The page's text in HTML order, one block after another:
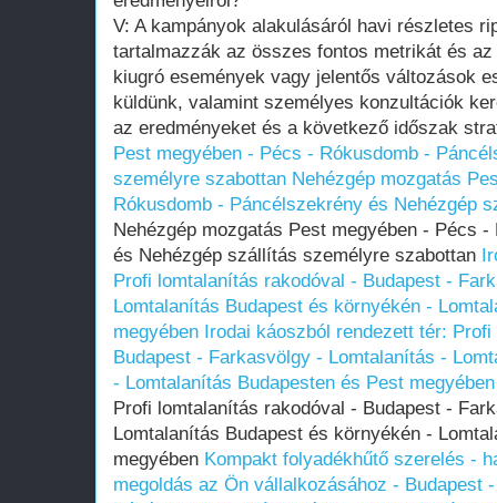
V: A kampányok alakulásáról havi részletes
tartalmazzák az összes fontos metrikát és
kiugró események vagy jelentős változások
küldünk, valamint személyes konzultációk
az eredményeket és a következő időszak
Pest megyében - Pécs - Rókusdomb -
személyre szabottan Nehézgép mozgatás
Rókusdomb - Páncélszekrény és Nehézgép
Nehézgép mozgatás Pest megyében - Pécs
és Nehézgép szállítás személyre szabottan
Profi lomtalanítás rakodóval - Budapest -
Lomtalanítás Budapest és környékén -
megyében Irodai káoszból rendezett tér:
Budapest - Farkasvölgy - Lomtalanítás -
- Lomtalanítás Budapesten és Pest megyében
Profi lomtalanítás rakodóval - Budapest -
Lomtalanítás Budapest és környékén -
megyében Kompakt folyadékhűtő szerelés -
megoldás az Ön vállalkozásához - Budapest